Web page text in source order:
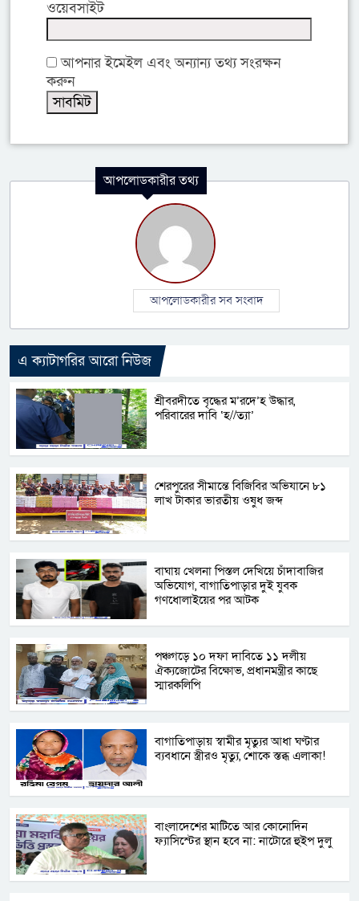
ওয়েবসাইট
আপনার ইমেইল এবং অন্যান্য তথ্য সংরক্ষন
করুন
আপলোডকারীর তথ্য
আপলোডকারীর সব সংবাদ
এ ক্যাটাগরির আরো নিউজ
শ্রীবরদীতে বৃদ্ধের ম’রদে’হ উদ্ধার,
পরিবারের দাবি ‘হ//ত্যা’
শেরপুরের সীমান্তে বিজিবির অভিযানে ৮১
লাখ টাকার ভারতীয় ওষুধ জব্দ
বাঘায় খেলনা পিস্তল দেখিয়ে চাঁদাবাজির
অভিযোগ, বাগাতিপাড়ার দুই যুবক
গণধোলাইয়ের পর আটক
পঞ্চগড়ে ১০ দফা দাবিতে ১১ দলীয়
ঐক্যজোটের বিক্ষোভ, প্রধানমন্ত্রীর কাছে
স্মারকলিপি
বাগাতিপাড়ায় স্বামীর মৃত্যুর আধা ঘণ্টার
ব্যবধানে স্ত্রীরও মৃত্যু, শোকে স্তব্ধ এলাকা!
বাংলাদেশের মাটিতে আর কোনোদিন
ফ্যাসিস্টের স্থান হবে না: নাটোরে হুইপ দুলু